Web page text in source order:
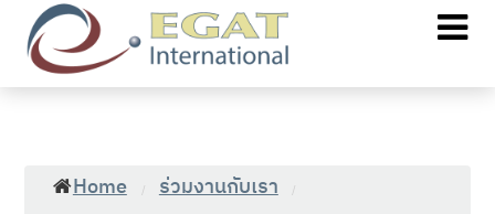
Home / ร่วมงานกับเรา /